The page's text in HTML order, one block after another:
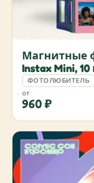
Магнитные
Instax Mini,
ФОТОЛЮБИТЕЛЬ
от
960 ₽